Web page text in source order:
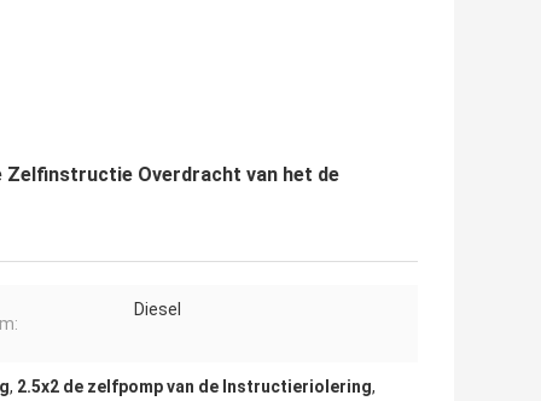
Zelfinstructie Overdracht van het de
Diesel
, 2.5x2 de zelfpomp van de Instructieriolering,